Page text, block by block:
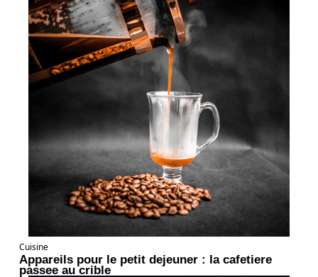
Cuisine
Appareils pour le petit dejeuner : la cafetiere
passee au crible